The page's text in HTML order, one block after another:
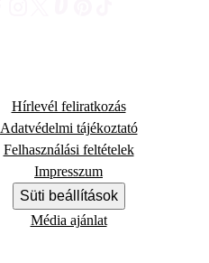
Hírlevél feliratkozás
Adatvédelmi tájékoztató
Felhasználási feltételek
Impresszum
Süti beállítások
Média ajánlat